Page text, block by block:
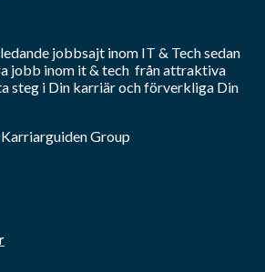
jobbsajt inom IT & Techsedan
jobb inom it & tech från attraktiva
steg i Din karriär och förverkliga Din
Karriarguiden Group